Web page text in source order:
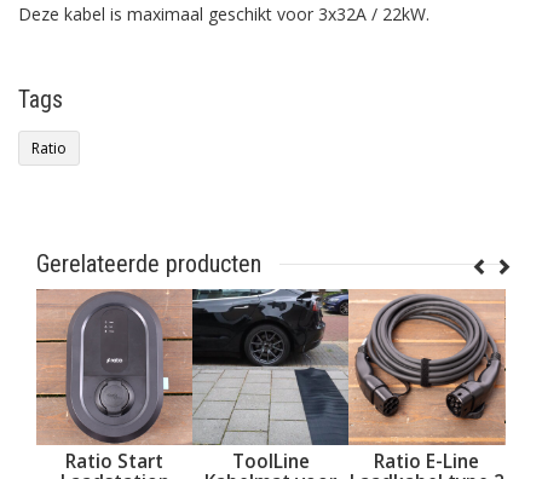
Deze kabel is maximaal geschikt voor 3x32A / 22kW.
Tags
Ratio
Gerelateerde producten
Ratio Start
ToolLine
Ratio E-Line
Ratio